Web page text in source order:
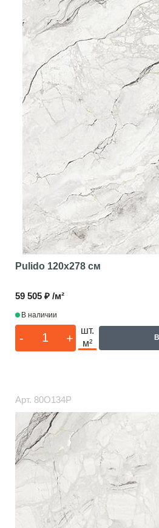
Pulido 120x278 см
59 505 ₽ /м²
В наличии
- +
шт.
м²
Арт. 80O134P